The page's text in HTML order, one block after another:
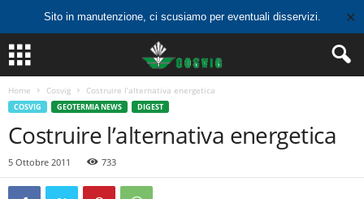
Sito in manutenzione, ci scusiamo per eventuali disservizi. ✕
Home Cosvig Costruire l’alternativa energetica
COSVIG GEOTERMIA NEWS DIGEST
Costruire l’alternativa energetica
5 Ottobre 2011 733